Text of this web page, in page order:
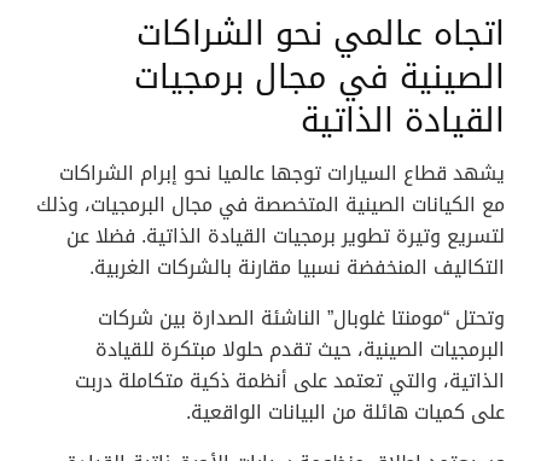
اتجاه عالمي نحو الشراكات
الصينية في مجال برمجيات
القيادة الذاتية
يشهد قطاع السيارات توجها عالميا نحو إبرام الشراكات
مع الكيانات الصينية المتخصصة في مجال البرمجيات، وذلك
لتسريع وتيرة تطوير برمجيات القيادة الذاتية. فضلا عن
التكاليف المنخفضة نسبيا مقارنة بالشركات الغربية.
وتحتل “مومنتا غلوبال” الناشئة الصدارة بين شركات
البرمجيات الصينية، حيث تقدم حلولا مبتكرة للقيادة
الذاتية، والتي تعتمد على أنظمة ذكية متكاملة دربت
على كميات هائلة من البيانات الواقعية.